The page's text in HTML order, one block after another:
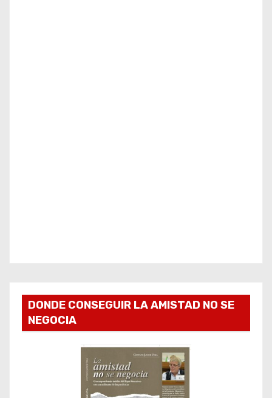
DONDE CONSEGUIR LA AMISTAD NO SE
NEGOCIA